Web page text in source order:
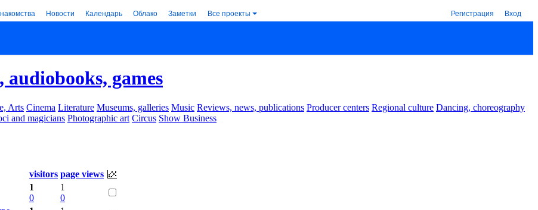
Новости Календарь Облако Заметки Все проекты Регистрация Вход
audiobooks, games
Arts Cinema Literature Museums, galleries Music Reviews, news, publications Producer centers Regional culture Dancing, choreography
and magicians Photographic art Circus Show Business
visitors page views
1
0
1
0